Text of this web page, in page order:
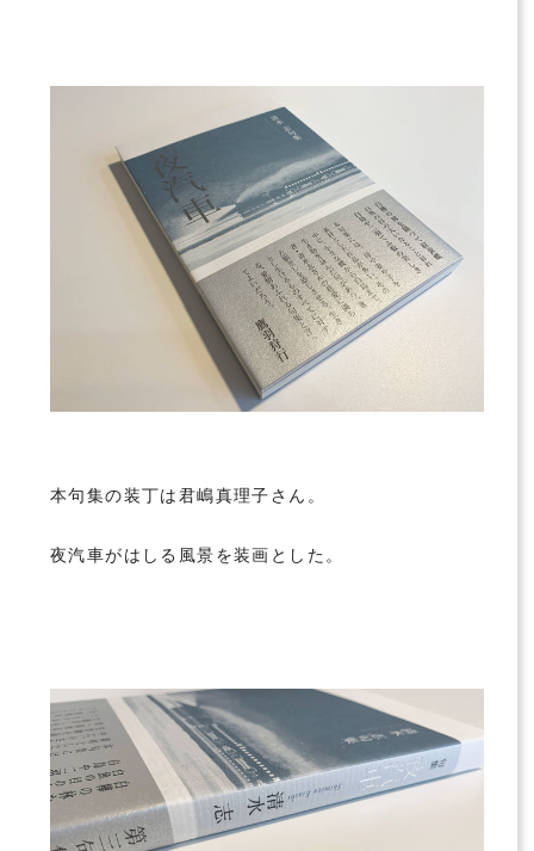
本句集の装丁は君嶋真理子さん。
夜汽車がはしる風景を装画とした。